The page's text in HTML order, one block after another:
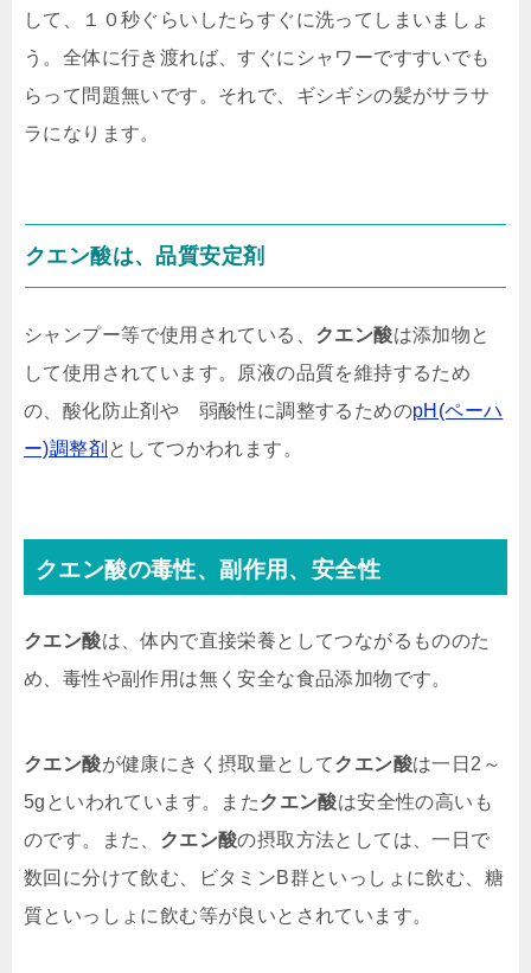
して、１０秒ぐらいしたらすぐに洗ってしまいましょ
う。全体に行き渡れば、すぐにシャワーですすいでも
らって問題無いです。それで、ギシギシの髪がサラサ
ラになります。
クエン酸は、品質安定剤
シャンプー等で使用されている、 クエン酸は添加物と
して使用されています。原液の品質を維持するため
の、酸化防止剤や 弱酸性に調整するためのpH(ペーハ
ー)調整剤 としてつかわれます。
クエン酸の毒性、副作用、安全性
クエン酸は、体内で直接栄養としてつながるもののた
め、毒性や副作用は無く安全な食品添加物です。
クエン酸が健康にきく摂取量としてクエン酸は一日2～
5gといわれています。またクエン酸は安全性の高いも
のです。また、 クエン酸の摂取方法としては、一日で
数回に分けて飲む、ビタミンB群といっしょに飲む、糖
質といっしょに飲む等が良いとされています。